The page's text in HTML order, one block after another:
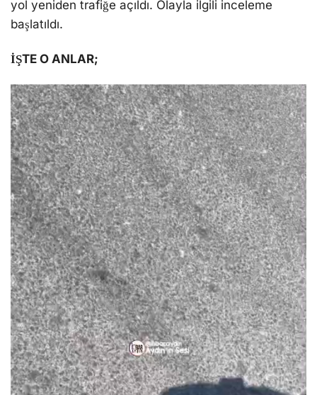
yol yeniden trafiğe açıldı. Olayla ilgili inceleme
başlatıldı.
İŞTE O ANLAR;